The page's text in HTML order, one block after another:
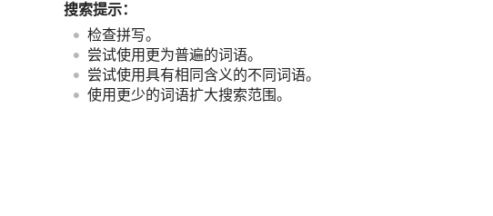
搜索提示：
检查拼写。
尝试使用更为普遍的词语。
尝试使用具有相同含义的不同词语。
使用更少的词语扩大搜索范围。